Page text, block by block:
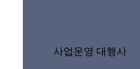
​사업운영 대행사